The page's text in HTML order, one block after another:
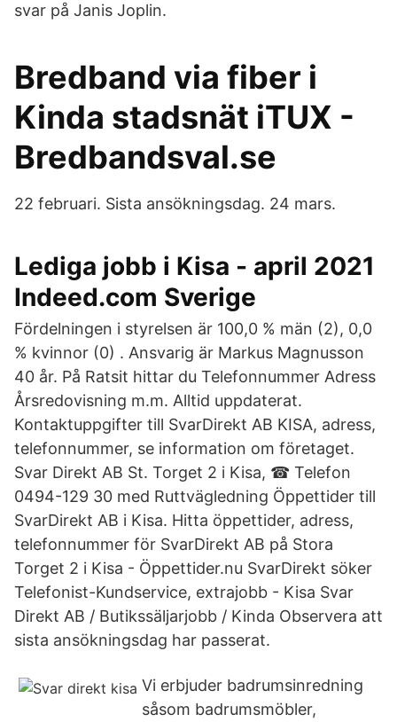
svar på Janis Joplin.
Bredband via fiber i
Kinda stadsnät iTUX -
Bredbandsval.se
22 februari. Sista ansökningsdag. 24 mars.
Lediga jobb i Kisa - april 2021
Indeed.com Sverige
Fördelningen i styrelsen är 100,0 % män (2), 0,0
% kvinnor (0) . Ansvarig är Markus Magnusson
40 år. På Ratsit hittar du Telefonnummer Adress
Årsredovisning m.m. Alltid uppdaterat.
Kontaktuppgifter till SvarDirekt AB KISA, adress,
telefonnummer, se information om företaget.
Svar Direkt AB St. Torget 2 i Kisa, ☎ Telefon
0494-129 30 med Ruttvägledning Öppettider till
SvarDirekt AB i Kisa. Hitta öppettider, adress,
telefonnummer för SvarDirekt AB på Stora
Torget 2 i Kisa - Öppettider.nu SvarDirekt söker
Telefonist-Kundservice, extrajobb - Kisa Svar
Direkt AB / Butikssäljarjobb / Kinda Observera att
sista ansökningsdag har passerat.
Vi erbjuder badrumsinredning
såsom badrumsmöbler,